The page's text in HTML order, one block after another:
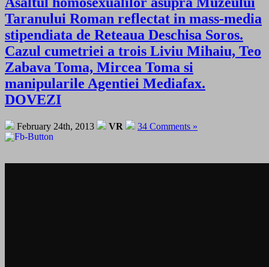
Taranului Roman reflectat in mass-media
stipendiata de Reteaua Deschisa Soros.
Cazul cumetriei a trois Liviu Mihaiu, Teo
Zabava Toma, Mircea Toma si
manipularile Agentiei Mediafax.
DOVEZI
February 24th, 2013 VR 34 Comments »